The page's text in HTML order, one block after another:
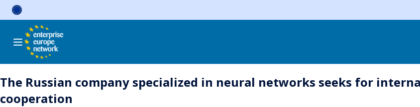
Skip
The Russian company specialized in neural networks seeks for
cooperation